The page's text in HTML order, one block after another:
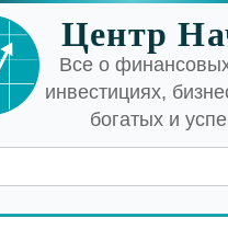
Центр
Все о
инвестициях,
богатых и